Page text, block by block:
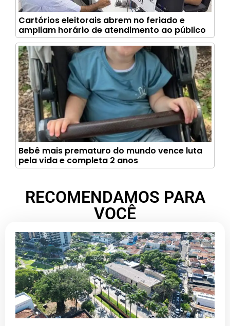
Cartórios eleitorais abrem no feriado e
ampliam horário de atendimento ao público
Bebê mais prematuro do mundo vence luta
pela vida e completa 2 anos
RECOMENDAMOS PARA
VOCÊ